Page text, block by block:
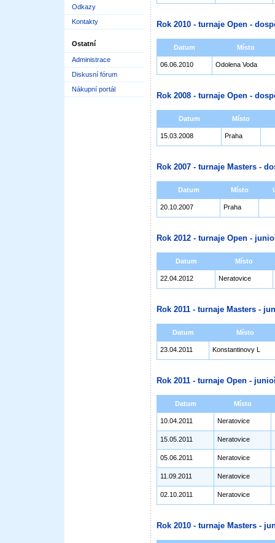
Odkazy
Kontakty
Ostatní
Administrace
Diskusní fórum
Nákupní portál
Rok 2010 - turnaje Open -
Datum Místo
06.06.2010 Odolena Voda
Rok 2008 - turnaje Open -
Datum Místo
15.03.2008 Praha
Rok 2007 - turnaje Masters -
Datum Místo
20.10.2007 Praha
Rok 2012 - turnaje Open -
Datum Místo
22.04.2012 Neratovice
Rok 2011 - turnaje Masters -
Datum Místo
23.04.2011 Konstantinovy L
Rok 2011 - turnaje Open -
Datum Místo
10.04.2011 Neratovice
15.05.2011 Neratovice
05.06.2011 Neratovice
11.09.2011 Neratovice
02.10.2011 Neratovice
Rok 2010 - turnaje Masters -